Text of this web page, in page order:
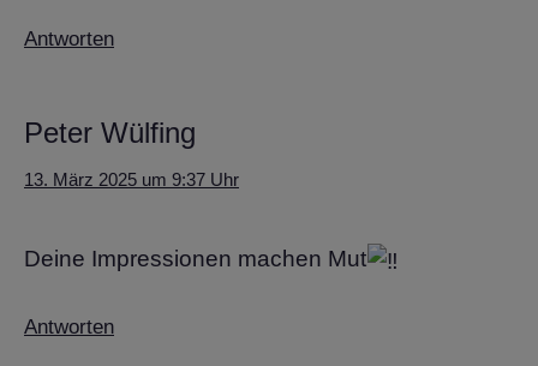
Antworten
Peter Wülfing
13. März 2025 um 9:37 Uhr
Deine Impressionen machen Mut
Antworten